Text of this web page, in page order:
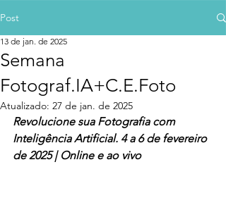
Post
Semana
Fotograf.IA+C.E.Foto
13 de jan. de 2025
Atualizado: 27 de jan. de 2025
Revolucione sua Fotografia com
Inteligência Artificial. 4 a 6 de fevereiro
de 2025 | Online e ao vivo